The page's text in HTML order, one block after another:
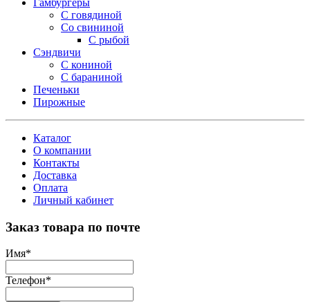
С говядиной
Со свининой
С рыбой
Сэндвичи
С кониной
С бараниной
Печеньки
Пирожные
Каталог
О компании
Контакты
Доставка
Оплата
Личный кабинет
Заказ товара по почте
Имя*
Телефон*